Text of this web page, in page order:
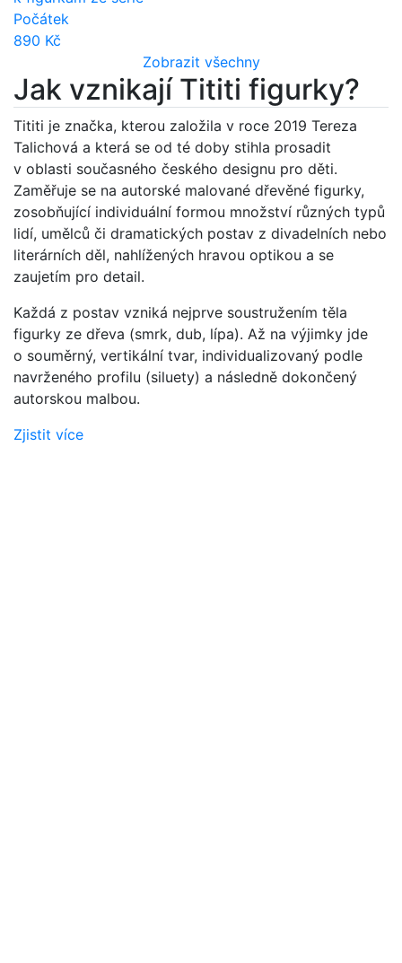
Počátek
890 Kč
Zobrazit všechny
Jak vznikají Tititi figurky?
Tititi je značka, kterou založila v roce 2019 Tereza
Talichová a která se od té doby stihla prosadit
v oblasti současného českého designu pro děti.
Zaměřuje se na autorské malované dřevěné figurky,
zosobňující individuální formou množství různých typů
lidí, umělců či dramatických postav z divadelních nebo
literárních děl, nahlížených hravou optikou a se
zaujetím pro detail.
Každá z postav vzniká nejprve soustružením těla
figurky ze dřeva (smrk, dub, lípa). Až na výjimky jde
o souměrný, vertikální tvar, individualizovaný podle
navrženého profilu (siluety) a následně dokončený
autorskou malbou.
Zjistit více